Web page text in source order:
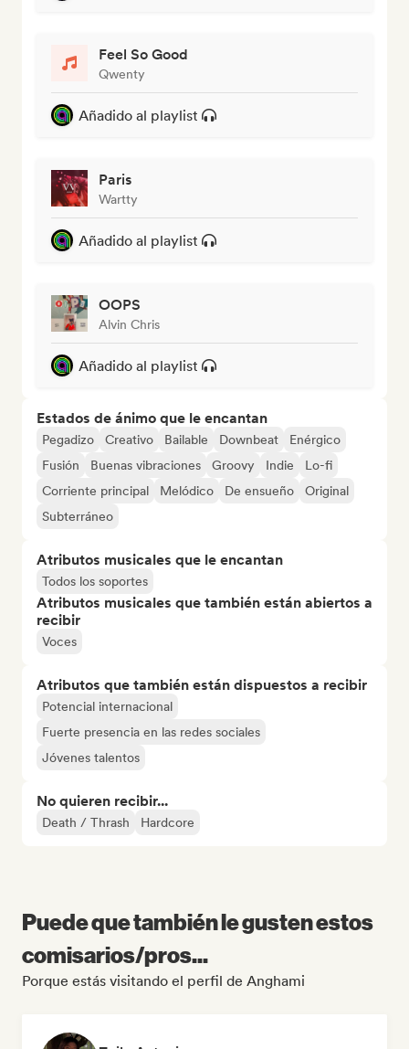
Feel So Good
Qwenty
Añadido al playlist
Paris
Wartty
Añadido al playlist
OOPS
Alvin Chris
Añadido al playlist
Estados de ánimo que le encantan
Pegadizo Creativo Bailable Downbeat
Enérgico
Fusión
Buenas vibraciones Groovy Indie
Lo-fi
Corriente principal
Melódico De ensueño
Original
Subterráneo
Atributos musicales que le encantan
Todos los soportes
Atributos musicales que también están abiertos a
recibir
Voces
Atributos que también están dispuestos a recibir
Potencial internacional
Fuerte presencia en las redes sociales
Jóvenes talentos
No quieren recibir...
Death / Thrash Hardcore
Puede que también le gusten estos
comisarios/pros...
Porque estás visitando el perfil de Anghami